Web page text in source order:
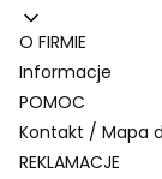
Linki w
O FIRMIE
Informacje
POMOC
Kontakt / Mapa
REKLAMACJE